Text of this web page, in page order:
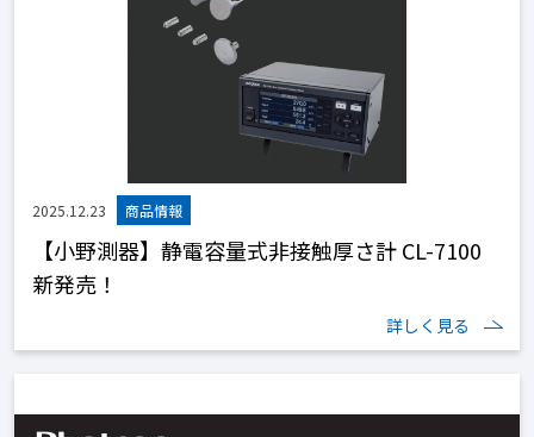
2025.12.23
【小野測器】静電容量式非接触厚さ計 CL-7100
新発売！
詳しく見る